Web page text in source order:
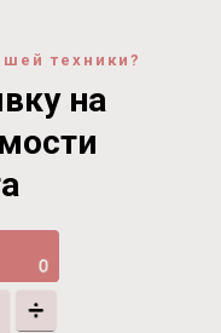
техники?
на